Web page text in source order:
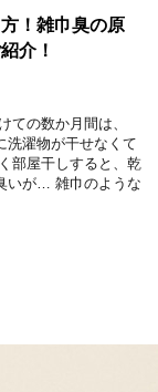
！雑巾臭の原
介！
ての数か月間は、
洗濯物が干せなくて
部屋干しすると、乾
いが… 雑巾のような